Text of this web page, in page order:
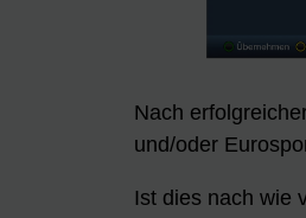
Nach
und/oder
Ist dies nach wie